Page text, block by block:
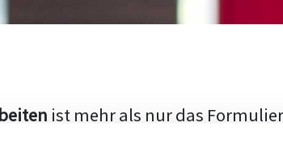
ist mehr als nur das
und die Fähigkeit, den